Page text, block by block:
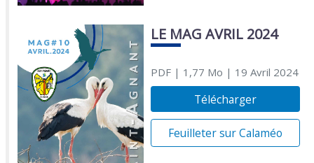
LE MAG AVRIL 2024
PDF| 1,77 Mo | 19 Avril 2024
Télécharger
Feuilleter sur Calaméo